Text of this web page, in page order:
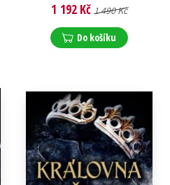
1 192 Kč 1 490 Kč
Do košíku